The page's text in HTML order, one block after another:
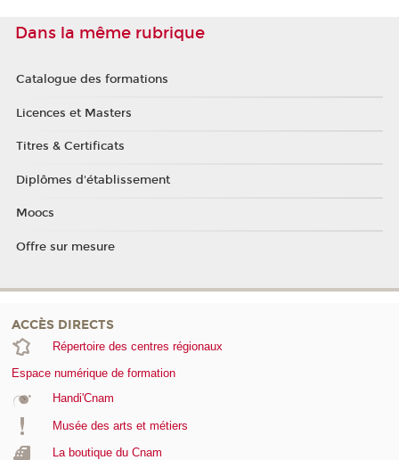
Dans la même rubrique
Catalogue des formations
Licences et Masters
Titres & Certificats
Diplômes d'établissement
Moocs
Offre sur mesure
ACCÈS DIRECTS
Répertoire des centres régionaux
Espace numérique de formation
Handi'Cnam
Musée des arts et métiers
La boutique du Cnam